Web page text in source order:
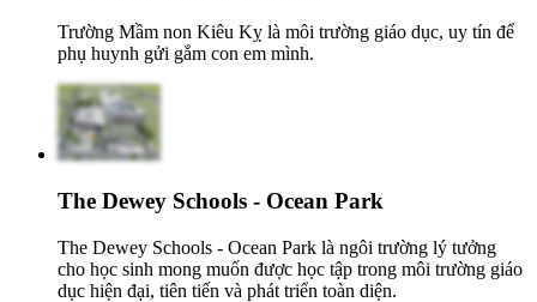
Trường Mầm non Kiêu Kỵ là môi trường giáo dục, uy tín để
phụ huynh gửi gắm con em mình.
The Dewey Schools - Ocean Park
The Dewey Schools - Ocean Park là ngôi trường lý tưởng
cho học sinh mong muốn được học tập trong môi trường giáo
dục hiện đại, tiên tiến và phát triển toàn diện.